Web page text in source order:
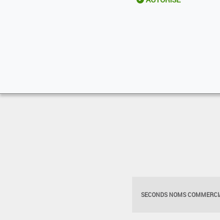
SECONDS NOMS